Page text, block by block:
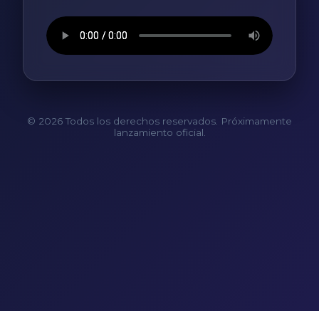
© 2026 Todos los derechos reservados. Próximamente
lanzamiento oficial.